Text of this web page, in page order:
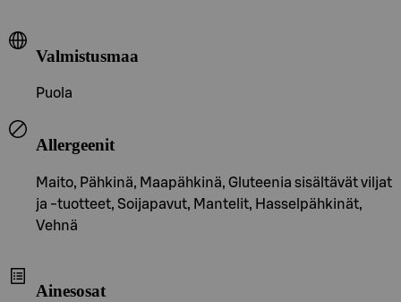
Valmistusmaa
Puola
Allergeenit
Maito, Pähkinä, Maapähkinä, Gluteenia sisältävät viljat
ja -tuotteet, Soijapavut, Mantelit, Hasselpähkinät,
Vehnä
Ainesosat